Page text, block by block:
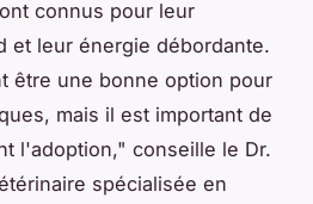
connus pour leur
et leur énergie débordante.
être une bonne option pour
mais il est important de
l'adoption," conseille le Dr.
spécialisée en